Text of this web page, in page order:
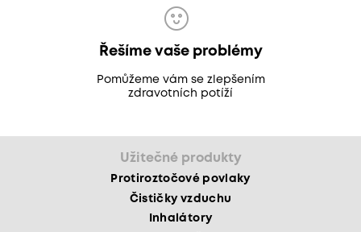
Řešíme vaše problémy
Pomůžeme vám se zlepšením
zdravotních potíží
Užitečné produkty
Protiroztočové povlaky
Čističky vzduchu
Inhalátory